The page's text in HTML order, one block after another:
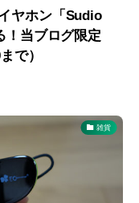
ヤホン「Sudio
！当ブログ限定
で）
雑貨